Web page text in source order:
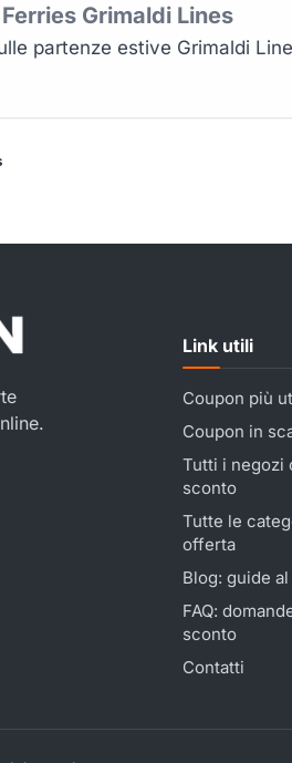
Grimaldi Lines
partenze estive Grimaldi
Link utili
Coupon più
Coupon in
Tutti i negozi
sconto
Tutte le
offerta
Blog: guide
FAQ:
sconto
Contatti